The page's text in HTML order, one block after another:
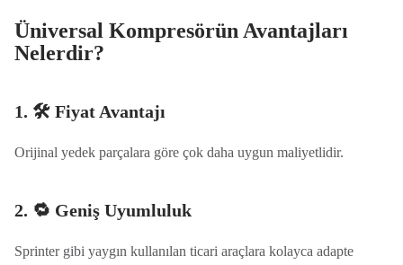
Üniversal Kompresörün Avantajları
Nelerdir?
1. 🛠️ Fiyat Avantajı
Orijinal yedek parçalara göre çok daha uygun maliyetlidir.
2. 🔁 Geniş Uyumluluk
Sprinter gibi yaygın kullanılan ticari araçlara kolayca adapte